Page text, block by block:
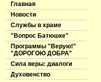
Главная
Новости
Службы в храме
"Вопрос Батюшке"
Программы "Верую!"
"ДОРОГОЮ ДОБРА"
Сила веры: диалоги
Духовенство